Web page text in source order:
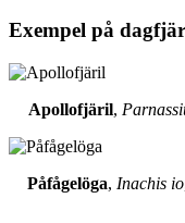
Exempel på
Apollofjäril,
Påfågelöga, Inachis io